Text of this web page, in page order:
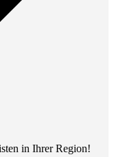
in Ihrer Region!